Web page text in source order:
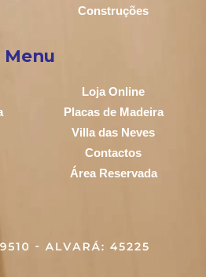
Construções
Menu
Loja Online
Placas de Madeira
Villa das Neves
Contactos
Área Reservada